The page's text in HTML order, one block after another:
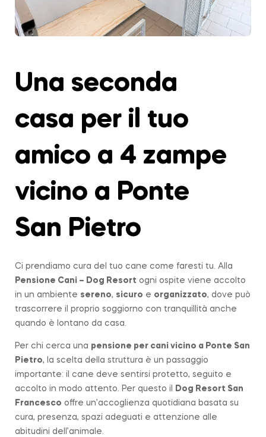
Una seconda
casa per il tuo
amico a 4 zampe
vicino a Ponte
San Pietro
Ci prendiamo cura del tuo cane come faresti tu. Alla
Pensione Cani – Dog Resort ogni ospite viene accolto
in un ambiente sereno, sicuro e organizzato, dove può
trascorrere il proprio soggiorno con tranquillità anche
quando è lontano da casa.
Per chi cerca una pensione per cani vicino a Ponte San
Pietro, la scelta della struttura è un passaggio
importante: il cane deve sentirsi protetto, seguito e
accolto in modo attento. Per questo il
Dog Resort San
Francesco offre un’accoglienza quotidiana basata su
cura, presenza, spazi adeguati e attenzione alle
abitudini dell’animale.